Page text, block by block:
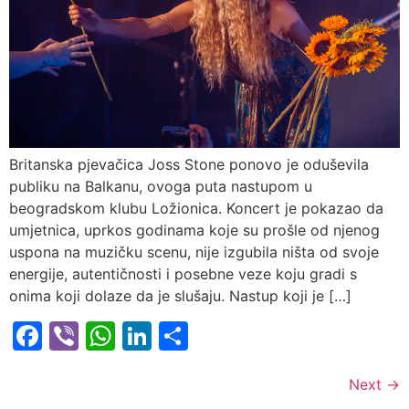
Britanska pjevačica Joss Stone ponovo je oduševila
publiku na Balkanu, ovoga puta nastupom u
beogradskom klubu Ložionica. Koncert je pokazao da
umjetnica, uprkos godinama koje su prošle od njenog
uspona na muzičku scenu, nije izgubila ništa od svoje
energije, autentičnosti i posebne veze koju gradi s
onima koji dolaze da je slušaju. Nastup koji je […]
Facebook
ViberWhatsApp
LinkedIn
Next →